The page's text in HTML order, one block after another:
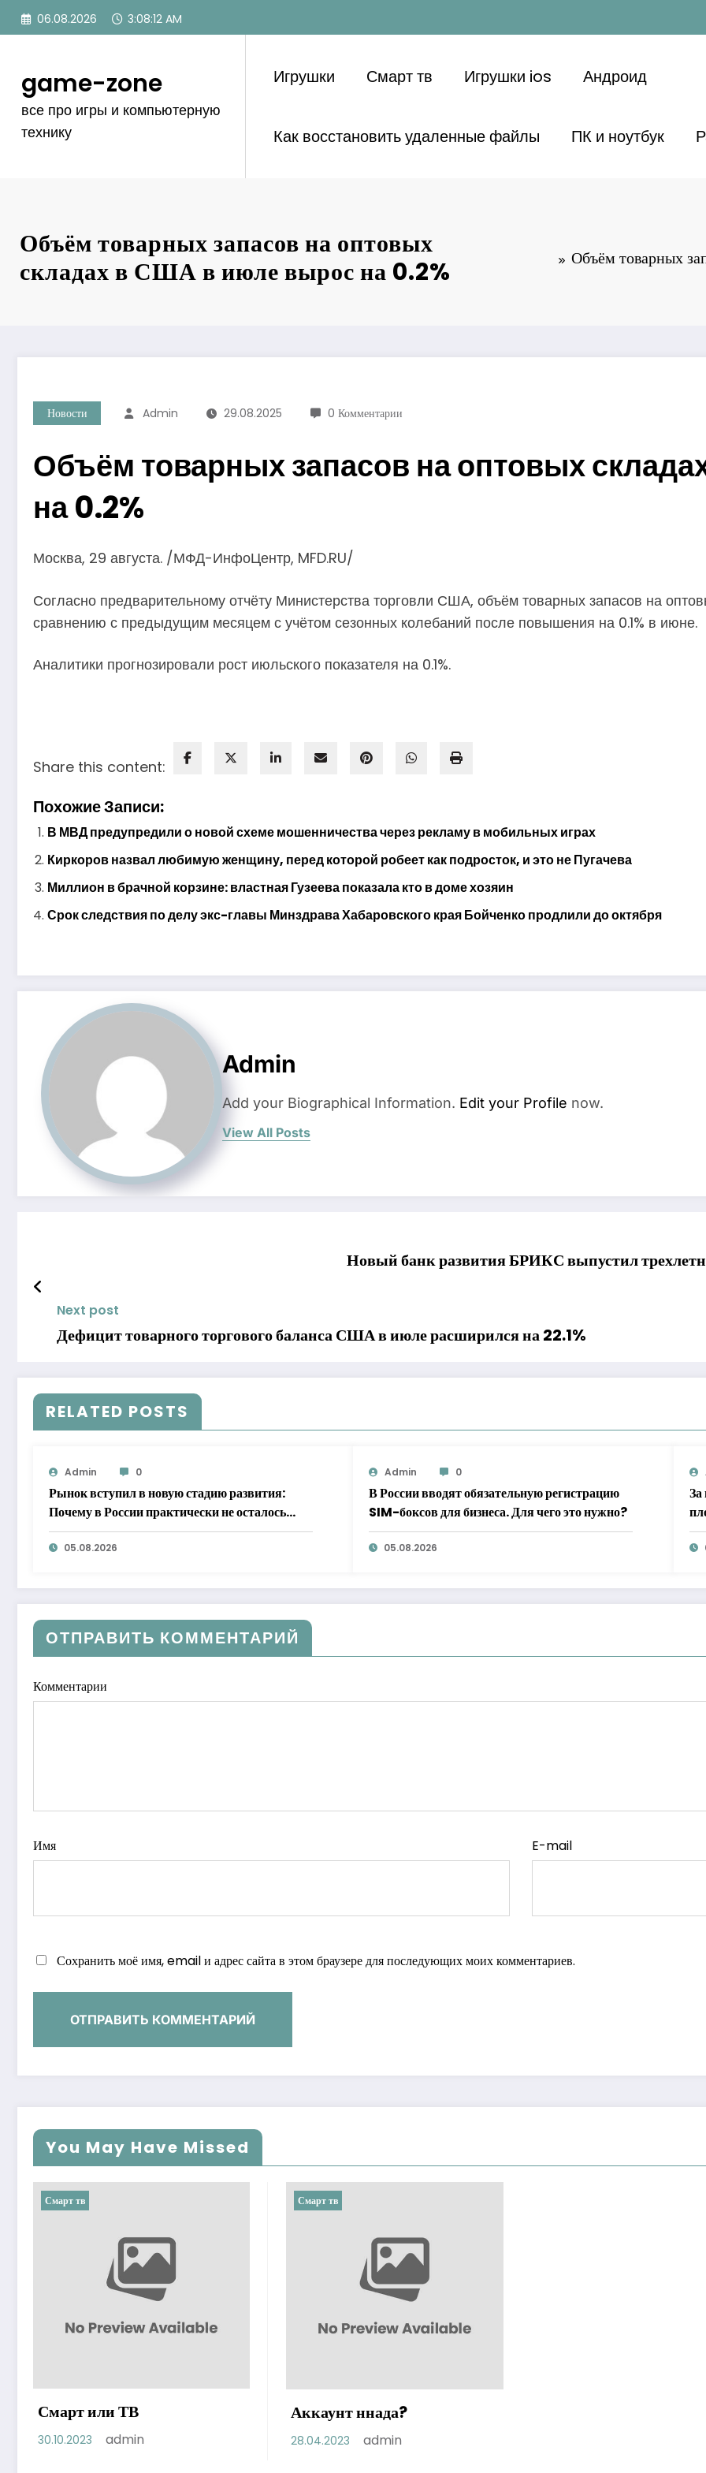
Перейти
06.08.2026 3:08:12 AM
game-zone
все про игры и компьютерную
технику
Игрушки Смарт тв Игрушки ios Андроид
Как восстановить удаленные файлы ПК и ноутбук
Объём товарных запасов на оптовых
складах в США в июле вырос на 0.2%
Объём товарных
Новости Admin 29.08.2025 0 Комментарии
Объём товарных запасов на оптовых
на 0.2%
Москва, 29 августа. /МФД-ИнфоЦентр, MFD.RU/
Согласно предварительному отчёту Министерства торговли США, объём товарных запасов на
сравнению с предыдущим месяцем с учётом сезонных колебаний после повышения на 0.1% в июне.
Аналитики прогнозировали рост июльского показателя на 0.1%.
Share this content:
Похожие Записи:
В МВД предупредили о новой схеме мошенничества через рекламу в мобильных играх
Киркоров назвал любимую женщину, перед которой робеет как подросток, и это не Пугачева
Миллион в брачной корзине: властная Гузеева показала кто в доме хозяин
Срок следствия по делу экс-главы Минздрава Хабаровского края Бойченко продлили до октября
Admin
Add your Biographical Information. Edit your Profile now.
View All Posts
Новый банк развития БРИКС выпустил
Next post
Дефицит товарного торгового баланса США в июле расширился на 22.1%
RELATED POSTS
Admin 0
Рынок вступил в новую стадию развития:
Почему в России практически не осталось
бесплатной доставки продуктов
05.08.2026
Admin 0
В России вводят обязательную регистрацию
SIM-боксов для бизнеса. Для чего это нужно?
05.08.2026
ОТПРАВИТЬ КОММЕНТАРИЙ
Комментарии
Имя E-mail
Сохранить моё имя, email и адрес сайта в этом браузере для последующих моих комментариев.
You May Have Missed
Смарт тв
Смарт или ТВ
30.10.2023 admin
Смарт тв
Аккаунт ннада?
28.04.2023 admin